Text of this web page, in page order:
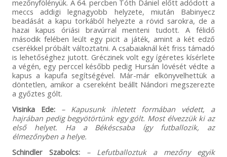
mezőnyfölényük. A 64. percben Tóth Dániel előtt adódott a
meccs addigi legnagyobb helyzete, miután Babinyecz
beadását a kapu torkából helyezte a rövid sarokra, de a
hazai kapus óriási bravúrral menteni tudott. A félidő
második felében leült egy picit a játék, amint a két edző
cserékkel próbált változtatni. A csabaiaknál két friss támadó
is lehetőséghez jutott. Gréczinek volt egy ígéretes kísérlete
a végén, egy perccel később pedig Hursán lövését védte a
kapus a kapufa segítségével. Már-már elkönyvelhettük a
döntetlen, amikor a csereként beállt Nándori megszerezte
a győztes gólt.
Visinka Ede:
– Kapusunk ihletett formában védett, a
hajrában pedig begyötörtünk egy gólt. Most élvezzük ki az
első helyet. Ha a Békéscsaba így futballozik, az
élmezőnyben a helye.
Schindler Szabolcs:
– Lefutballoztuk a mezőny egyik